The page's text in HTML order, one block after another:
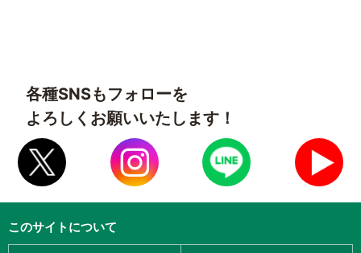
各種SNSもフォローを
よろしくお願いいたします！
このサイトについて